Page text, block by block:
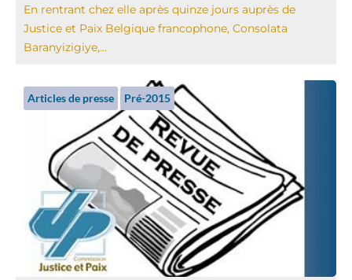
En rentrant chez elle après quinze jours auprès de
Justice et Paix Belgique francophone, Consolata
Baranyizigiye,...
Articles de presse Pré-2015